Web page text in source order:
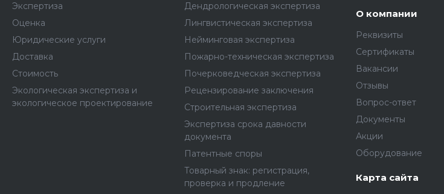
Экспертиза
Оценка
Юридические услуги
Доставка
Стоимость
Экологическая экспертиза и
экологическое проектирование
Дендрологическая экспертиза
Лингвистическая экспертиза
Нейминговая экспертиза
Пожарно-техническая экспертиза
Почерковедческая экспертиза
Рецензирование заключения
Строительная экспертиза
Экспертиза срока давности
документа
Патентные споры
Товарный знак: регистрация,
проверка и продление
О компании
Реквизиты
Сертификаты
Вакансии
Отзывы
Вопрос-ответ
Документы
Акции
Оборудование
Карта сайта